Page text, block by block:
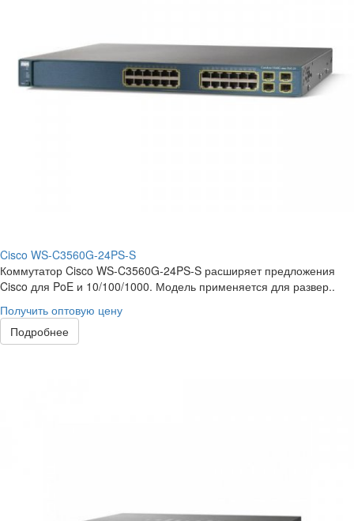
Cisco WS-C3560G-24PS-S
Коммутатор Cisco WS-C3560G-24PS-S расширяет предложения
Cisco для PoE и 10/100/1000. Модель применяется для развер..
Получить оптовую цену
Подробнее